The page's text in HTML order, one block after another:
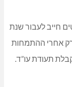
חייב לעבור שנת
אחרי ההתמחות
תעודת עו”ד.